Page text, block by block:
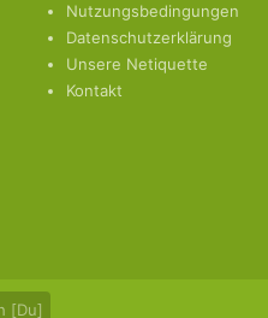
Nutzungsbedingungen
Datenschutzerklärung
Unsere Netiquette
Kontakt
[Du]